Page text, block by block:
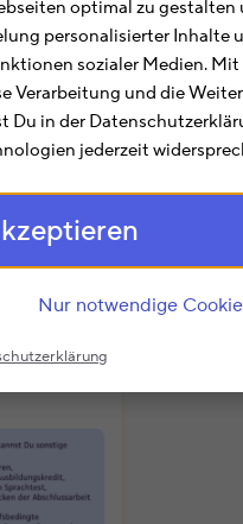
optimal zu gestalten
personalisierter Inhalte
sozialer Medien.
Verarbeitung und die
Du in der
jederzeit
Nur notwendige
»Sonstige